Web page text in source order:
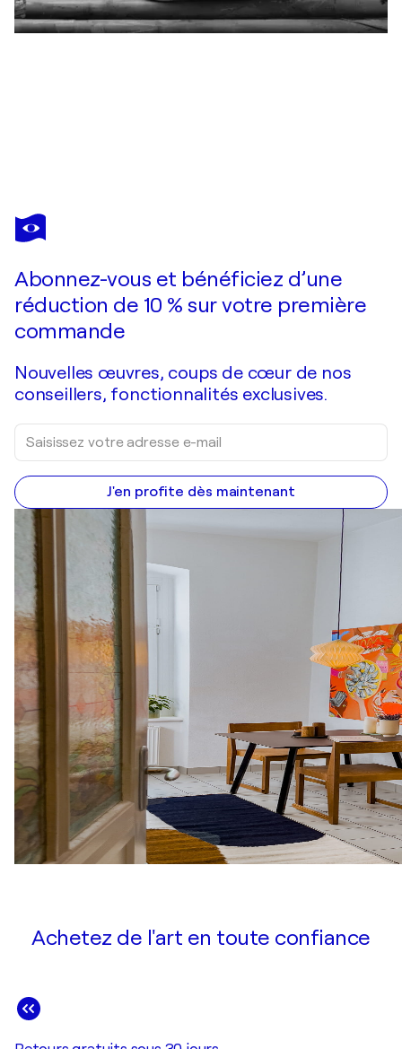
HELENE LUISE SCHENK
Karminroter Mond – Goldener Nebel II
Abonnez-vous et bénéficiez d’une
réduction de 10 % sur votre première
commande
Nouvelles œuvres, coups de cœur de nos
conseillers, fonctionnalités exclusives.
J'en profite dès maintenant
Achetez de l'art en toute confiance